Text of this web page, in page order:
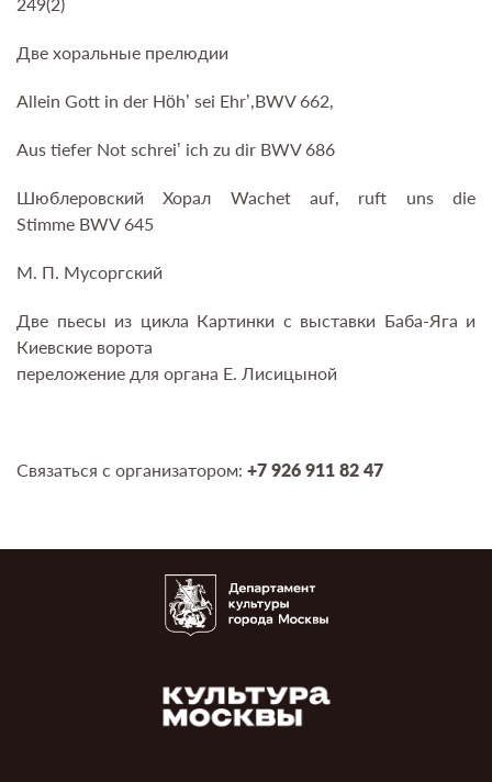
Две хоральные прелюдии
Allein Gott in der Höh’ sei Ehr’,BWV 662,
Aus tiefer Not schrei’ ich zu dir BWV 686
Шюблеровский Хорал Wachet auf, ruft uns die
Stimme BWV 645
М. П. Мусоргский
Две пьесы из цикла Картинки с выставки Баба-Яга и
Киевские ворота
переложение для органа Е. Лисицыной
Связаться с организатором: +7 926 911 82 47